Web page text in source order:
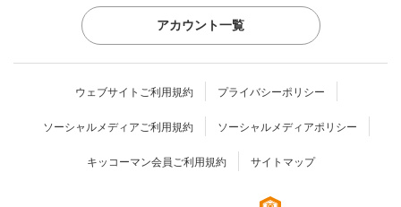
アカウント一覧
ウェブサイトご利用規約 プライバシーポリシー
ソーシャルメディアご利用規約 ソーシャルメディアポリシー
キッコーマン会員ご利用規約 サイトマップ